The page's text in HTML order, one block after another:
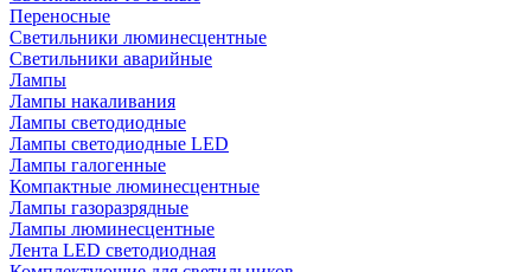
Переносные
Светильники люминесцентные
Светильники аварийные
Лампы
Лампы накаливания
Лампы светодиодные
Лампы светодиодные LED
Лампы галогенные
Компактные люминесцентные
Лампы газоразрядные
Лампы люминесцентные
Лента LED светодиодная